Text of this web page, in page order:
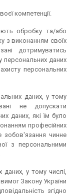
компетенції.
обробку та/або
з виконанням своїх
дотримуватись
персональних даних
персональних
даних, у тому
не допускати
даних, які їм було
професійних
зобов'язання чинне
з персональними
у тому числі,
Закону України
згідно